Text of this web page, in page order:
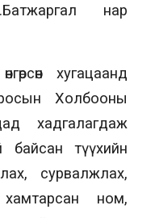
нар
хугацаанд
Холбооны
хадгалагдаж
байсан түүхийн
сурвалжлах,
ном,